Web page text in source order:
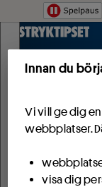
Innan du
Vi vill ge dig
webbplatser.
visa dig